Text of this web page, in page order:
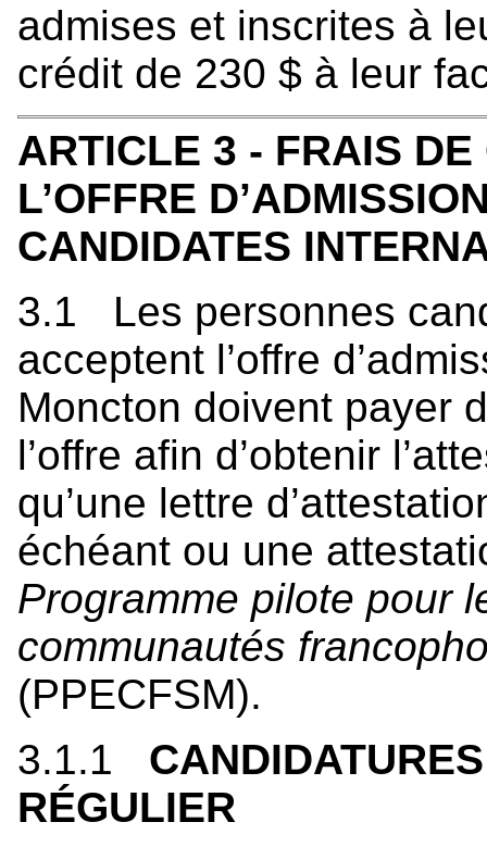
admises et inscrites à
crédit de 230 $ à leur
ARTICLE 3 - FRAIS
L’OFFRE
CANDIDATES
3.1 Les personnes
acceptent l’offre
Moncton doivent payer
l’offre afin d’obtenir
qu’une lettre
échéant ou une
Programme pilote pour
communautés
(PPECFSM).
3.1.1
RÉGULIER